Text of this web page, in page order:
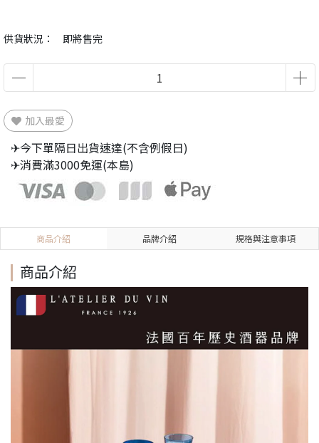
供貨狀況： 即將售完
加入最愛
✈今下單隔日出貨速達(不含例假日)
✈消費滿3000免運(本島)
商品介紹 品牌介紹 規格與注意事項
商品介紹